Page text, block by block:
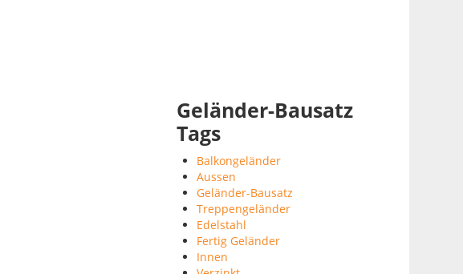
Geländer-Bausatz
Tags
Balkongeländer
Aussen
Geländer-Bausatz
Treppengeländer
Edelstahl
Fertig Geländer
Innen